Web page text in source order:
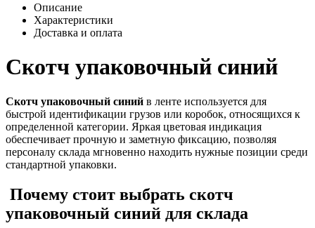
Описание
Характеристики
Доставка и оплата
Скотч упаковочный синий
Скотч упаковочный синий в ленте используется для
быстрой идентификации грузов или коробок, относящихся к
определенной категории. Яркая цветовая индикация
обеспечивает прочную и заметную фиксацию, позволяя
персоналу склада мгновенно находить нужные позиции среди
стандартной упаковки.
Почему стоит выбрать скотч
упаковочный синий для склада